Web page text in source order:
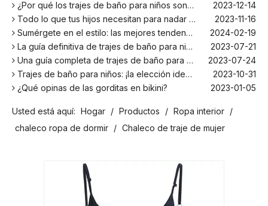
¿Por qué los trajes de baño para niños son más cómodos con elastano?
2023-12-14
Todo lo que tus hijos necesitan para nadar este verano
2023-11-16
Sumérgete en el estilo: las mejores tendencias en trajes de baño para niños de la temporada
2024-02-19
La guía definitiva de trajes de baño para niños: comodidad, diseño y seguridad
2023-07-21
Una guía completa de trajes de baño para niños: comodidad, estilo y seguridad para divertirse bajo el sol
2023-07-24
Trajes de baño para niños: ¡la elección ideal para tus hijos!
2023-10-31
¿Qué opinas de las gorditas en bikini?
2023-01-05
¡El principal fabricante de trajes de baño en Bali!
2024-02-22
¡Date un chapuzón con los trajes de baño para niños más populares de la temporada!
2024-02-02
¿Por qué los trajes de baño para niños son más cómodos con elastano?
Todo lo que tus hijos necesitan para nadar este verano
Sumérgete en el estilo: las mejores tendencias en trajes de baño para niños de la temporada
Usted está aquí: Hogar / Productos / Ropa interior /
chaleco ropa de dormir / Chaleco de traje de mujer